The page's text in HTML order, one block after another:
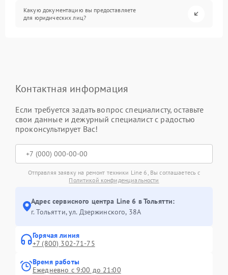
Какую документацию вы предоставляете
для юридических лиц?
Контактная информация
Если требуется задать вопрос специалисту, оставьте
свои данные и дежурный специалист с радостью
проконсультирует Вас!
Отправляя заявку на ремонт техники Line 6, Вы соглашаетесь с
Политикой конфиденциальности
Адрес сервисного центра Line 6 в Тольятти:
г. Тольятти, ул. Дзержинского, 38А
Горячая линия
+7 (800) 302-71-75
Время работы
Ежедневно с 9:00 до 21:00